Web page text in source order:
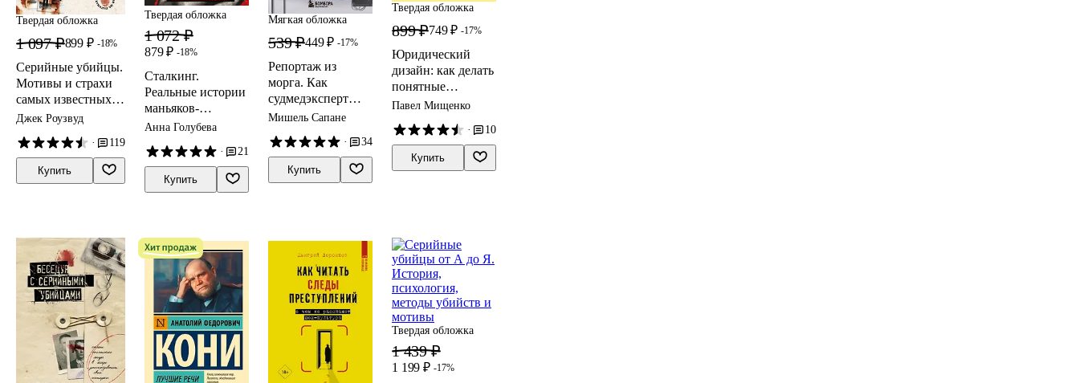
Твердая обложка
1 097 ₽899 ₽ -18%
Серийные убийцы.
Мотивы и страхи
самых известных
садистов
Джек Роузвуд
·
119
Купить
Твердая обложка
1 072 ₽
879 ₽ -18%
Сталкинг.
Реальные истории
маньяков-
преследователей и
Психология
навязчивой
одержимости
Анна Голубева
·
21
Купить
Мягкая обложка
539 ₽449 ₽ -17%
Репортаж из
морга. Как
судмедэксперт
заставляет
Мишель Сапане
·
34
Купить
Твердая обложка
899 ₽749 ₽ -17%
Юридический
дизайн: как делать
понятные
договоры
Павел Мищенко
·
10
Купить
Твердая обложка
1 439 ₽
1 199 ₽ -17%